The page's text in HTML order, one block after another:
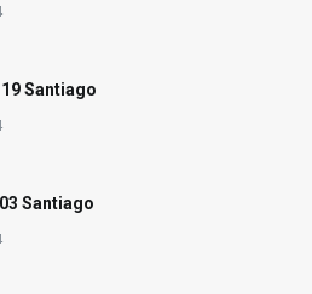
Santiago
Santiago